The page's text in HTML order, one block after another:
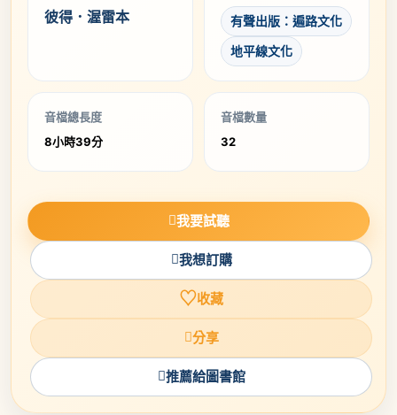
彼得．渥雷本
有聲出版：遍路文化
地平線文化
音檔總長度
8小時39分
音檔數量
32
我要試聽
我想訂購
♡收藏
分享
推薦給圖書館